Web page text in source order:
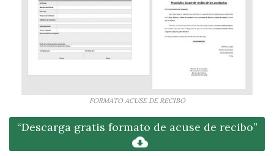
FORMATO ACUSE DE RECIBO
“Descarga gratis formato de acuse de recibo”